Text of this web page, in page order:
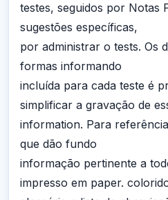
testes, seguidos por Notas
sugestões específicas,
por administrar o tests. Os
formas informando
incluída para cada teste é
simplificar a gravação de
information. Para
que dão fundo
informação pertinente a
impresso em paper.